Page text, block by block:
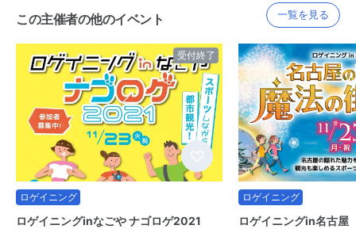
この主催者の他のイベント 一覧を見る
受付終了
ロゲイニング
ロゲイニングinなごや ナゴロゲ2021
ロゲイニング
ロゲイニングin名古